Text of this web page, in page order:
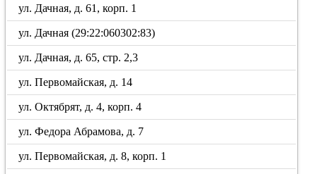
ул. Дачная, д. 61, корп. 1
ул. Дачная (29:22:060302:83)
ул. Дачная, д. 65, стр. 2,3
ул. Первомайская, д. 14
ул. Октябрят, д. 4, корп. 4
ул. Федора Абрамова, д. 7
ул. Первомайская, д. 8, корп. 1